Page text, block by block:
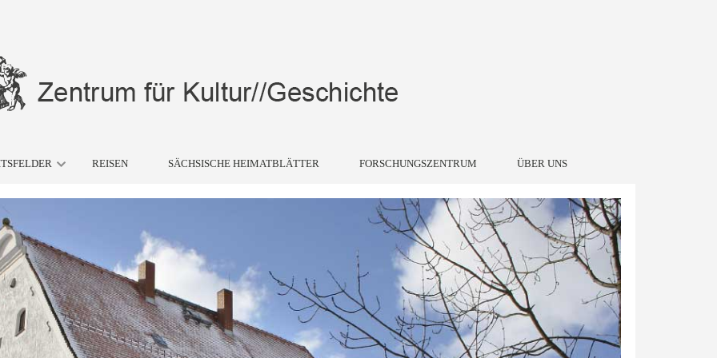
REISEN SÄCHSISCHE HEIMATBLÄTTER FORSCHUNGSZENTRUM ÜBER UNS